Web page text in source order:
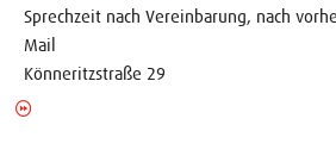
Sprechzeit nach Vereinbarung, nach
Mail
Könneritzstraße 29